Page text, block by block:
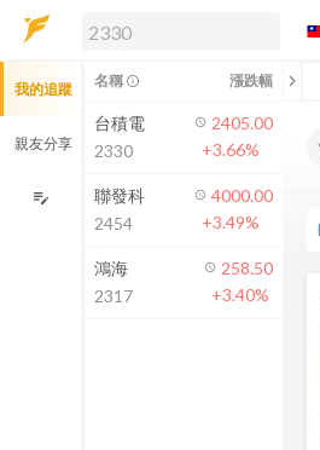
解鎖即時行情及進階功能
方案」，即可解鎖以下功能：
即時行情
即時市況與排行
成交金額熱力圖
前往方案訂閱
如何綁定合作券商
我的追蹤
親友分享
edit_note
名稱 info_outline 漲跌幅 chevron_left
台積電
2330
2405.00
+3.66%
聯發科
2454
4000.00
+3.49%
鴻海
2317
258.50
+3.40%